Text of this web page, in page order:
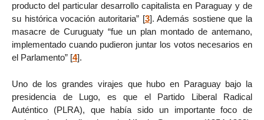
producto del particular desarrollo capitalista en Paraguay y de
su histórica vocación autoritaria”[3]. Además sostiene que la
masacre de Curuguaty “fue un plan montado de antemano,
implementado cuando pudieron juntar los votos necesarios en
el Parlamento” [4].
Uno de los grandes virajes que hubo en Paraguay bajo la
presidencia de Lugo, es que el Partido Liberal Radical
Auténtico (PLRA), que había sido un importante foco de